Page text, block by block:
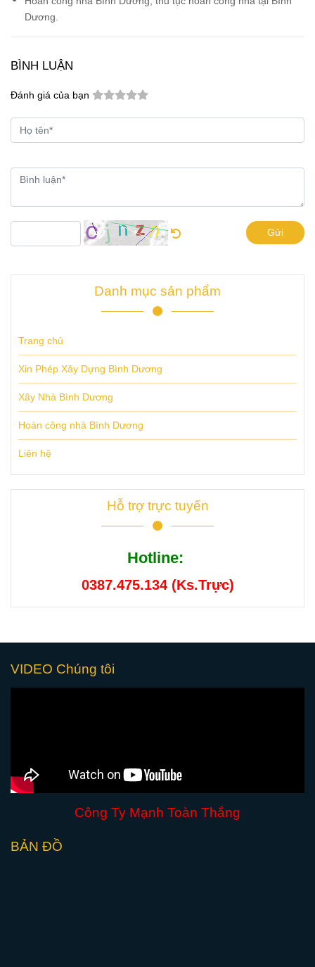
Dương.
BÌNH LUẬN
Đánh giá của bạn
Gửi
Danh mục sản phẩm
Trang chủ
Xin Phép Xây Dựng Bình Dương
Xây Nhà Bình Dương
Hoàn công nhà Bình Dương
Liên hệ
Hỗ trợ trực tuyến
Hotline:
0387.475.134 (Ks.Trực)
VIDEO Chúng tôi
Công Ty Mạnh Toàn Thắng
BẢN ĐỒ